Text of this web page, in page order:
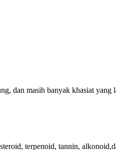
dan masih banyak khasiat yang
terpenoid, tannin,